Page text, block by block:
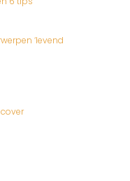
‘levend